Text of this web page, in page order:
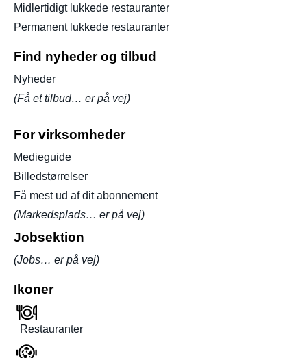
Midlertidigt lukkede restauranter
Permanent lukkede restauranter
Find nyheder og tilbud
Nyheder
(Få et tilbud… er på vej)
For virksomheder
Medieguide
Billedstørrelser
Få mest ud af dit abonnement
(Markedsplads… er på vej)
Jobsektion
(Jobs… er på vej)
Ikoner
Restauranter